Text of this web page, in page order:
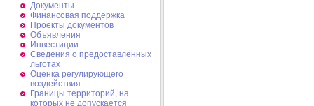
Документы
Финансовая поддержка
Проекты документов
Объявления
Инвестиции
Сведения о предоставленных
льготах
Оценка регулирующего
воздействия
Границы территорий, на
которых не допускается